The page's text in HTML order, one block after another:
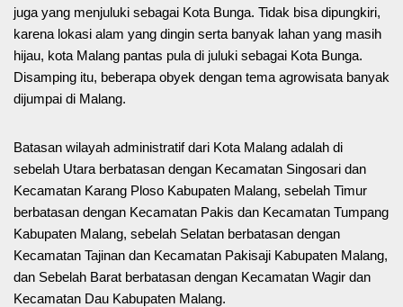
juga yang menjuluki sebagai Kota Bunga. Tidak bisa dipungkiri,
karena lokasi alam yang dingin serta banyak lahan yang masih
hijau, kota Malang pantas pula di juluki sebagai Kota Bunga.
Disamping itu, beberapa obyek dengan tema agrowisata banyak
dijumpai di Malang.
Batasan wilayah administratif dari Kota Malang adalah di
sebelah Utara berbatasan dengan Kecamatan Singosari dan
Kecamatan Karang Ploso Kabupaten Malang, sebelah Timur
berbatasan dengan Kecamatan Pakis dan Kecamatan Tumpang
Kabupaten Malang, sebelah Selatan berbatasan dengan
Kecamatan Tajinan dan Kecamatan Pakisaji Kabupaten Malang,
dan Sebelah Barat berbatasan dengan Kecamatan Wagir dan
Kecamatan Dau Kabupaten Malang.